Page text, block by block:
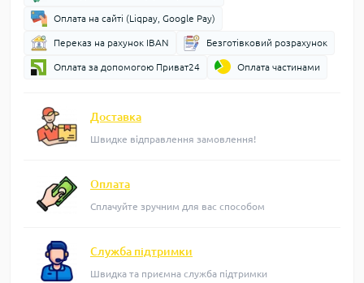
Оплата на сайті (Liqpay, Google Pay)
Переказ на рахунок IBAN Безготівковий розрахунок
Оплата за допомогою Приват24 Оплата частинами
Доставка
Швидке відправлення замовлення!
Оплата
Сплачуйте зручним для вас способом
Служба підтримки
Швидка та приємна служба підтримки